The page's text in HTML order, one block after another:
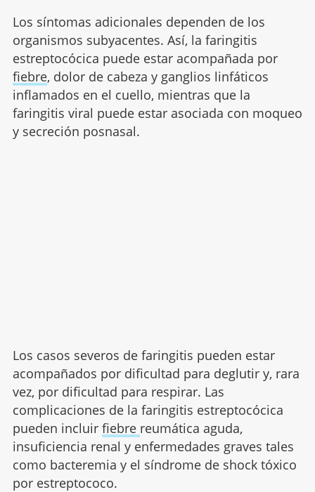
Los síntomas adicionales dependen de los
organismos subyacentes. Así, la faringitis
estreptocócica puede estar acompañada por
fiebre, dolor de cabeza y ganglios linfáticos
inflamados en el cuello, mientras que la
faringitis viral puede estar asociada con moqueo
y secreción posnasal.
Los casos severos de faringitis pueden estar
acompañados por dificultad para deglutir y, rara
vez, por dificultad para respirar. Las
complicaciones de la faringitis estreptocócica
pueden incluir fiebre reumática aguda,
insuficiencia renal y enfermedades graves tales
como bacteremia y el síndrome de shock tóxico
por estreptococo.